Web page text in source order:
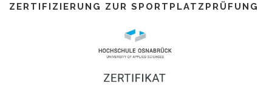
ZERTIFIZIERUNG ZUR SPORTPLATZPRÜFUNG